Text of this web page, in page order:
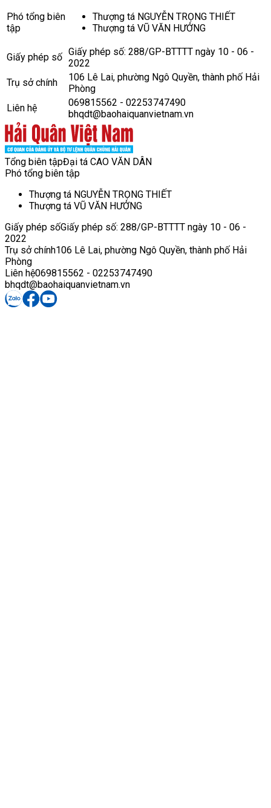
Phó tổng biên
tập
Thượng tá NGUYỄN TRỌNG THIẾT
Thượng tá VŨ VĂN HƯỞNG
Giấy phép số Giấy phép số: 288/GP-BTTTT ngày 10 - 06 -
2022
Trụ sở chính
106 Lê Lai, phường Ngô Quyền, thành phố Hải
Phòng
Liên hệ
069815562 - 02253747490
bhqdt@baohaiquanvietnam.vn
Tổng biên tậpĐại tá CAO VĂN DÂN
Phó tổng biên tập
Thượng tá NGUYỄN TRỌNG THIẾT
Thượng tá VŨ VĂN HƯỞNG
Giấy phép sốGiấy phép số: 288/GP-BTTTT ngày 10 - 06 -
2022
Trụ sở chính106 Lê Lai, phường Ngô Quyền, thành phố Hải
Phòng
Liên hệ069815562 - 02253747490
bhqdt@baohaiquanvietnam.vn